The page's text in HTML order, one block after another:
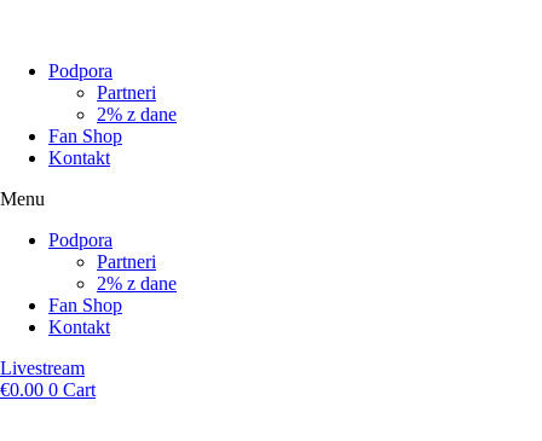
Podpora
Partneri
2% z dane
Fan Shop
Kontakt
Menu
Podpora
Partneri
2% z dane
Fan Shop
Kontakt
Livestream
€0.00 0 Cart